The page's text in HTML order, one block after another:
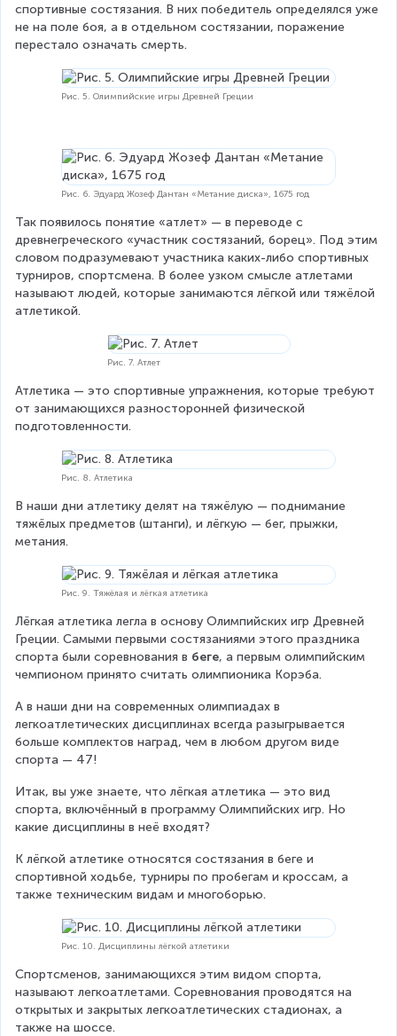
спортивные состязания. В них победитель определялся уже
не на поле боя, а в отдельном состязании, поражение
перестало означать смерть.
Рис. 5. Олимпийские игры Древней Греции
Рис. 6. Эдуард Жозеф Дантан «Метание диска», 1675 год
Так появилось понятие «атлет» — в переводе с
древнегреческого «участник состязаний, борец». Под этим
словом подразумевают участника каких-либо спортивных
турниров, спортсмена. В более узком смысле атлетами
называют людей, которые занимаются лёгкой или тяжёлой
атлетикой.
Рис. 7. Атлет
Атлетика — это спортивные упражнения, которые требуют
от занимающихся разносторонней физической
подготовленности.
Рис. 8. Атлетика
В наши дни атлетику делят на тяжёлую — поднимание
тяжёлых предметов (штанги), и лёгкую — бег, прыжки,
метания.
Рис. 9. Тяжёлая и лёгкая атлетика
Лёгкая атлетика легла в основу Олимпийских игр Древней
Греции. Самыми первыми состязаниями этого праздника
спорта были соревнования в беге, а первым олимпийским
чемпионом принято считать олимпионика Корэба.
А в наши дни на современных олимпиадах в
легкоатлетических дисциплинах всегда разыгрывается
больше комплектов наград, чем в любом другом виде
спорта — 47!
Итак, вы уже знаете, что лёгкая атлетика — это вид
спорта, включённый в программу Олимпийских игр. Но
какие дисциплины в неё входят?
К лёгкой атлетике относятся состязания в беге и
спортивной ходьбе, турниры по пробегам и кроссам, а
также техническим видам и многоборью.
Рис. 10. Дисциплины лёгкой атлетики
Спортсменов, занимающихся этим видом спорта,
называют легкоатлетами. Соревнования проводятся на
открытых и закрытых легкоатлетических стадионах, а
также на шоссе.